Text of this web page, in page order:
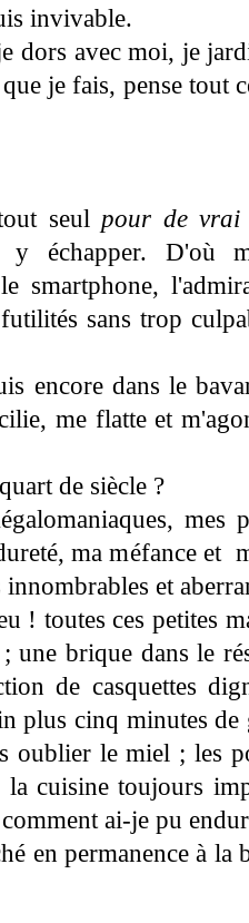
invivable.
dors avec moi, je
je fais, pense tout
seul pour de vrai
y échapper. D'où
smartphone,
sans trop
encore dans le
me flatte et
de siècle ?
mes
ma méfance et
et
! toutes ces petites
brique dans le
de casquettes
plus cinq minutes
oublier le miel ; les
cuisine toujours
ai-je pu
en permanence à la